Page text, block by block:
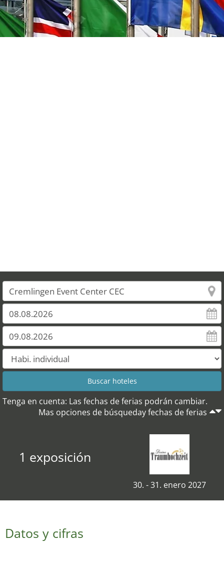
Tenga en cuenta: Las fechas de ferias podrán cambiar.
Mas opciones de búsqueday fechas de ferias
1 exposición
30. - 31. enero 2027
Datos y cifras